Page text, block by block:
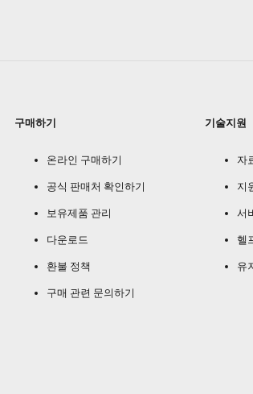
구매하기
온라인 구매하기
공식 판매처 확인하기
보유제품 관리
다운로드
환불 정책
구매 관련 문의하기
기술지원
자
지
서
헬
유